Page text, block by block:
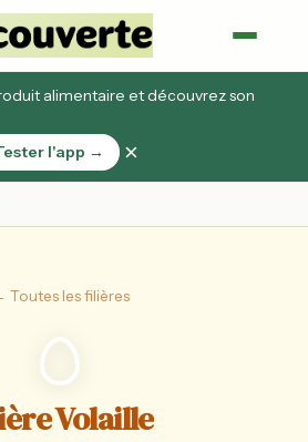
alimentaire et découvrez son
l'app →
×
Toutes les filières
Volaille